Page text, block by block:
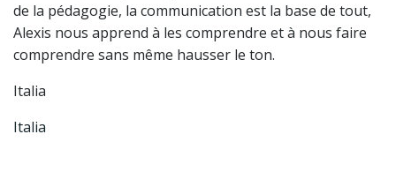
de la pédagogie, la communication est la base de tout,
Alexis nous apprend à les comprendre et à nous faire
comprendre sans même hausser le ton.
Italia
Italia